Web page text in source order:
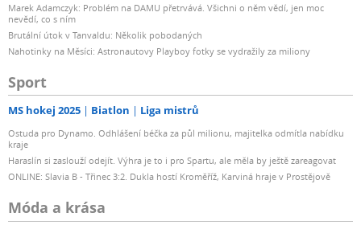
Marek Adamczyk: Problém na DAMU přetrvává. Všichni o něm vědí, jen moc
nevědí, co s ním
Brutální útok v Tanvaldu: Několik pobodaných
Nahotinky na Měsíci: Astronautovy Playboy fotky se vydražily za miliony
Sport
MS hokej 2025 Biatlon Liga mistrů
Ostuda pro Dynamo. Odhlášení béčka za půl milionu, majitelka odmítla nabídku
kraje
Haraslín si zaslouží odejít. Výhra je to i pro Spartu, ale měla by ještě zareagovat
ONLINE: Slavia B - Třinec 3:2. Dukla hostí Kroměříž, Karviná hraje v Prostějově
Móda a krása